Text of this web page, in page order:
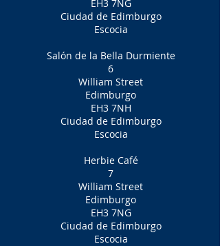
EH3 7NG
Ciudad de Edimburgo
Escocia
Salón de la Bella Durmiente
6
William Street
Edimburgo
EH3 7NH
Ciudad de Edimburgo
Escocia
Herbie Café
7
William Street
Edimburgo
EH3 7NG
Ciudad de Edimburgo
Escocia